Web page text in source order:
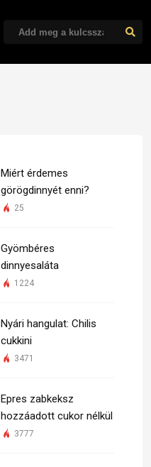
Miért érdemes
görögdinnyét enni?
25
Gyömbéres
dinnyesaláta
1224
Nyári hangulat: Chilis
cukkini
3471
Epres zabkeksz
hozzáadott cukor nélkül
3777